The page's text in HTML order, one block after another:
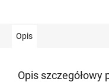
Opis
Opis szczegółowy